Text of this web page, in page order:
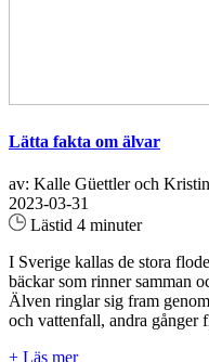
Lätta fakta om älvar
av: Kalle Güettler och
2023-03-31
Lästid 4 minuter
I Sverige kallas de stora
bäckar som rinner samman
Älven ringlar sig fram
och vattenfall, andra gånger
+ Läs mer